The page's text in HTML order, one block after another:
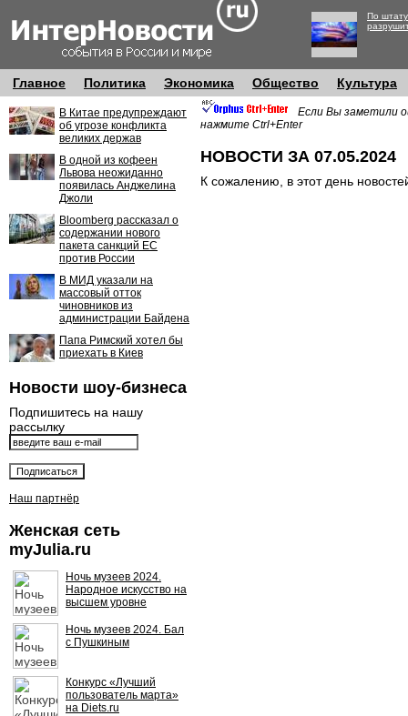
По
Главное Политика Экономика Общество Культура
В Китае предупреждают
об угрозе конфликта
великих держав
В одной из кофеен
Львова неожиданно
появилась Анджелина
Джоли
Bloomberg рассказал о
содержании нового
пакета санкций ЕС
против России
В МИД указали на
массовый отток
чиновников из
администрации Байдена
Папа Римский хотел бы
приехать в Киев
Новости шоу-бизнеса
Подпишитесь на нашу
рассылку
Наш партнёр
Женская сеть
myJulia.ru
Ночь музеев 2024.
Народное искусство на
высшем уровне
Ночь музеев 2024. Бал
с Пушкиным
Конкурс «Лучший
пользователь марта»
на Diets.ru
Если Вы заметили
нажмите Ctrl+Enter
НОВОСТИ ЗА 07.05.2024
К сожалению, в этот день